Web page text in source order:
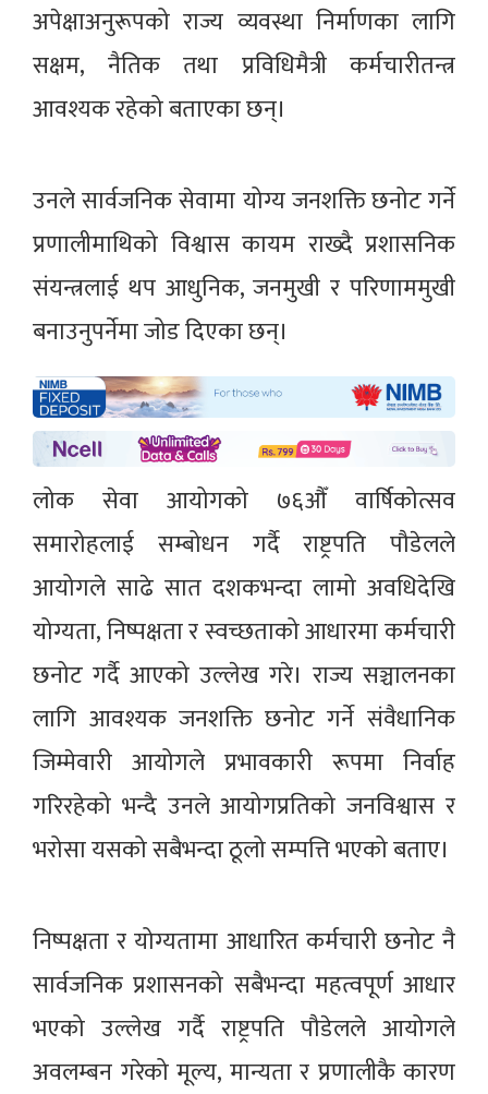
अपेक्षाअनुरूपको राज्य व्यवस्था निर्माणका लागि
सक्षम, नैतिक तथा प्रविधिमैत्री कर्मचारीतन्त्र
आवश्यक रहेको बताएका छन्।
उनले सार्वजनिक सेवामा योग्य जनशक्ति छनोट गर्ने
प्रणालीमाथिको विश्वास कायम राख्दै प्रशासनिक
संयन्त्रलाई थप आधुनिक, जनमुखी र परिणाममुखी
बनाउनुपर्नेमा जोड दिएका छन्।
लोक सेवा आयोगको ७६औँ वार्षिकोत्सव
समारोहलाई सम्बोधन गर्दै राष्ट्रपति पौडेलले
आयोगले साढे सात दशकभन्दा लामो अवधिदेखि
योग्यता, निष्पक्षता र स्वच्छताको आधारमा कर्मचारी
छनोट गर्दै आएको उल्लेख गरे। राज्य सञ्चालनका
लागि आवश्यक जनशक्ति छनोट गर्ने संवैधानिक
जिम्मेवारी आयोगले प्रभावकारी रूपमा निर्वाह
गरिरहेको भन्दै उनले आयोगप्रतिको जनविश्वास र
भरोसा यसको सबैभन्दा ठूलो सम्पत्ति भएको बताए।
निष्पक्षता र योग्यतामा आधारित कर्मचारी छनोट नै
सार्वजनिक प्रशासनको सबैभन्दा महत्वपूर्ण आधार
भएको उल्लेख गर्दै राष्ट्रपति पौडेलले आयोगले
अवलम्बन गरेको मूल्य, मान्यता र प्रणालीकै कारण